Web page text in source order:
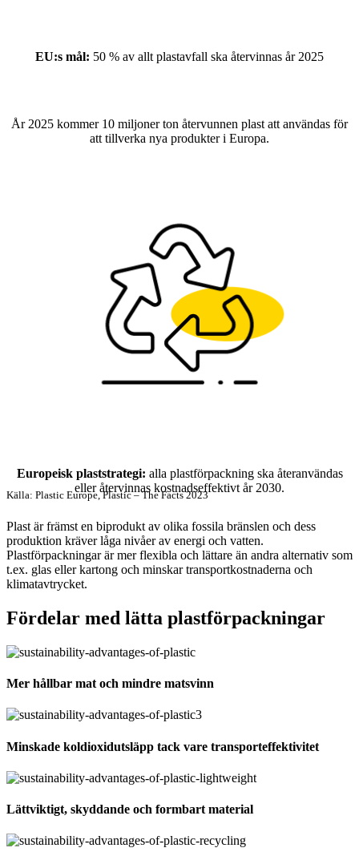
EU:s mål: 50 % av allt plastavfall ska återvinnas år 2025
År 2025 kommer 10 miljoner ton återvunnen plast att användas för
att tillverka nya produkter i Europa.
Europeisk plaststrategi: alla plastförpackning ska återanvändas
eller återvinnas kostnadseffektivt år 2030.
Källa: Plastic Europe, Plastic – The Facts 2023
Plast är främst en biprodukt av olika fossila bränslen och dess
produktion kräver låga nivåer av energi och vatten.
Plastförpackningar är mer flexibla och lättare än andra alternativ som
t.ex. glas eller kartong och minskar transportkostnaderna och
klimatavtrycket.
Fördelar med lätta plastförpackningar
Mer hållbar mat och mindre matsvinn
Minskade koldioxidutsläpp tack vare transporteffektivitet
Lättviktigt, skyddande och formbart material